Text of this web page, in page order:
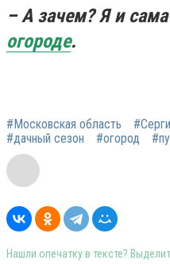
– А зачем? Я и
огороде.
#Московская область
#дачный сезон
#огород
Нашли опечатку в тексте?